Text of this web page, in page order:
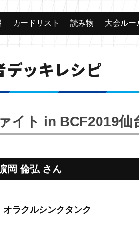
カードリスト 読み物 大会ルー
デッキレシピ
イト in BCF2019仙
岡 倫弘 さん
オラクルシンクタンク